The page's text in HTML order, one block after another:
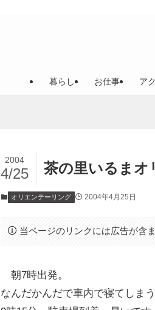
暮らし お仕事 ア
茶の里いるまオ
2004
4/25
オリエンテーリング 2004年4月25日
当ページのリンクには広告が含
朝7時出発。
なんだかんだで車内で寝てしま